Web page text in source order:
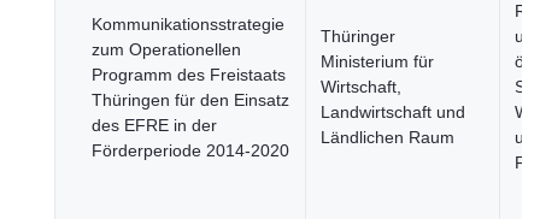
Kommunikationsstrategie
zum Operationellen
Programm des Freistaats
Thüringen für den Einsatz
des EFRE in der
Förderperiode 2014-2020
Thüringer
Ministerium für
Wirtschaft,
Landwirtschaft und
Ländlichen Raum